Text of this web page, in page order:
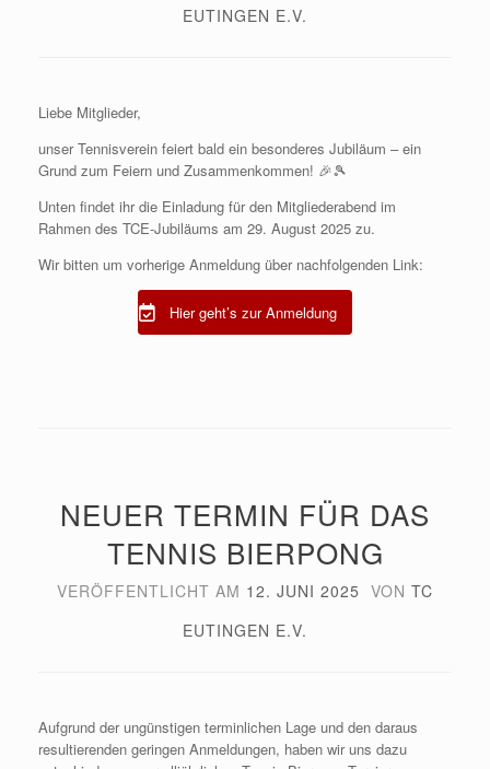
EUTINGEN E.V.
Liebe Mitglieder,
unser Tennisverein feiert bald ein besonderes Jubiläum – ein
Grund zum Feiern und Zusammenkommen! 🎉🎾
Unten findet ihr die Einladung für den Mitgliederabend im
Rahmen des TCE-Jubiläums am 29. August 2025 zu.
Wir bitten um vorherige Anmeldung über nachfolgenden Link:
Hier geht’s zur Anmeldung
NEUER TERMIN FÜR DAS
TENNIS BIERPONG
VERÖFFENTLICHT AM 12. JUNI 2025 VON TC
EUTINGEN E.V.
Aufgrund der ungünstigen terminlichen Lage und den daraus
resultierenden geringen Anmeldungen, haben wir uns dazu